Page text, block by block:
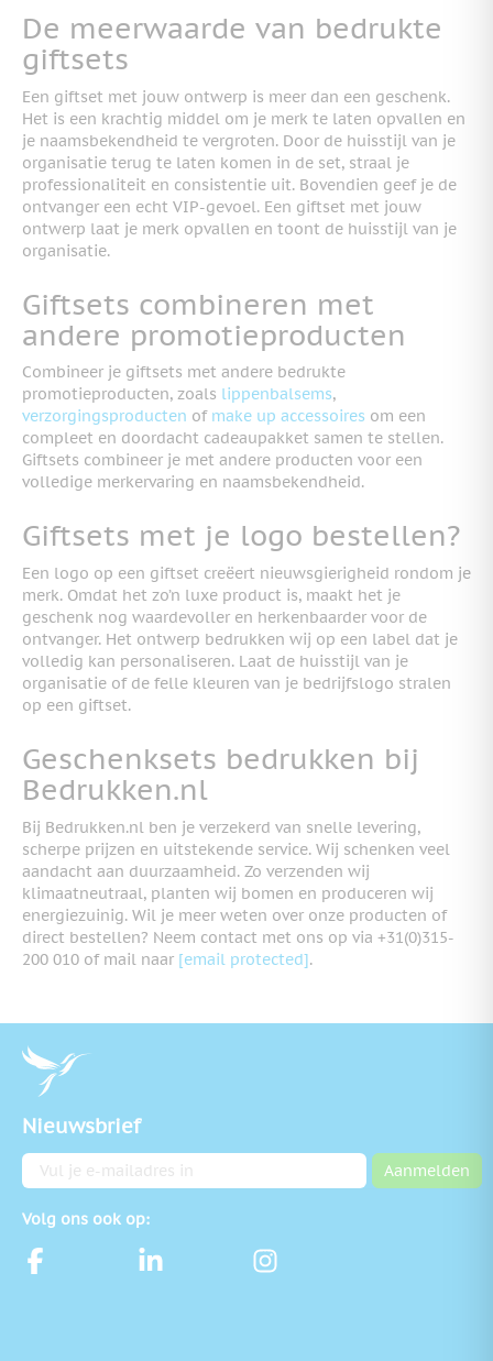
De meerwaarde van bedrukte
giftsets
Een giftset met jouw ontwerp is meer dan een geschenk.
Het is een krachtig middel om je merk te laten opvallen en
je naamsbekendheid te vergroten. Door de huisstijl van je
organisatie terug te laten komen in de set, straal je
professionaliteit en consistentie uit. Bovendien geef je de
ontvanger een echt VIP-gevoel. Een giftset met jouw
ontwerp laat je merk opvallen en toont de huisstijl van je
organisatie.
Giftsets combineren met
andere promotieproducten
Combineer je giftsets met andere bedrukte
promotieproducten, zoals lippenbalsems,
verzorgingsproducten of make up accessoires om een
compleet en doordacht cadeaupakket samen te stellen.
Giftsets combineer je met andere producten voor een
volledige merkervaring en naamsbekendheid.
Giftsets met je logo bestellen?
Een logo op een giftset creëert nieuwsgierigheid rondom je
merk. Omdat het zo’n luxe product is, maakt het je
geschenk nog waardevoller en herkenbaarder voor de
ontvanger. Het ontwerp bedrukken wij op een label dat je
volledig kan personaliseren. Laat de huisstijl van je
organisatie of de felle kleuren van je bedrijfslogo stralen
op een giftset.
Geschenksets bedrukken bij
Bedrukken.nl
Bij Bedrukken.nl ben je verzekerd van snelle levering,
scherpe prijzen en uitstekende service. Wij schenken veel
aandacht aan duurzaamheid. Zo verzenden wij
klimaatneutraal, planten wij bomen en produceren wij
energiezuinig. Wil je meer weten over onze producten of
direct bestellen? Neem contact met ons op via +31(0)315-
200 010 of mail naar [email protected].
Nieuwsbrief
E-mailadres Aanmelden
Volg ons ook op: